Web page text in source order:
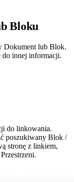
Bloku
Dokument lub Blok.
do innej informacji.
do linkowania.
poszukiwany Blok /
stronę z linkiem,